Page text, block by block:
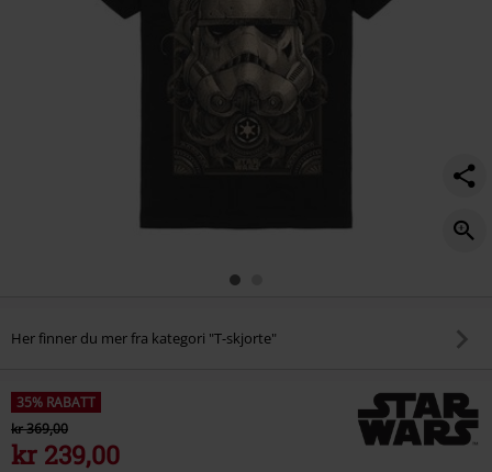
Her finner du mer fra kategori "T-skjorte"
35% RABATT
kr 369,00
kr 239,00